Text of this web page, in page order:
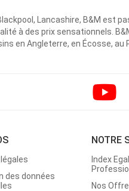
Lancashire, B&M est
à des prix sensationnels.
en Angleterre, en Écosse, au
des données
NOTRE
Index
Nos